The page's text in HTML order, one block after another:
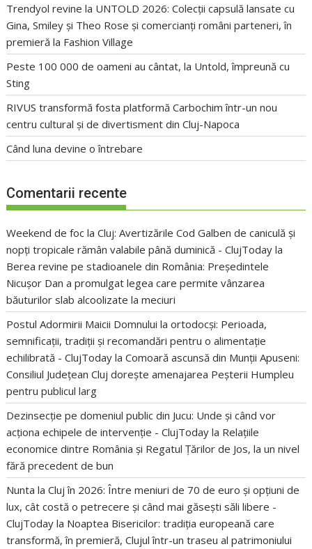
Trendyol revine la UNTOLD 2026: Colecții capsulă lansate cu
Gina, Smiley și Theo Rose și comercianți români parteneri, în
premieră la Fashion Village
Peste 100 000 de oameni au cântat, la Untold, împreună cu
Sting
RIVUS transformă fosta platformă Carbochim într-un nou
centru cultural și de divertisment din Cluj-Napoca
Când luna devine o întrebare
Comentarii recente
Weekend de foc la Cluj: Avertizările Cod Galben de caniculă și
nopți tropicale rămân valabile până duminică - ClujToday la
Berea revine pe stadioanele din România: Președintele
Nicușor Dan a promulgat legea care permite vânzarea
băuturilor slab alcoolizate la meciuri
Postul Adormirii Maicii Domnului la ortodocși: Perioada,
semnificații, tradiții și recomandări pentru o alimentație
echilibrată - ClujToday laComoară ascunsă din Munții Apuseni:
Consiliul Județean Cluj dorește amenajarea Peșterii Humpleu
pentru publicul larg
Dezinsecție pe domeniul public din Jucu: Unde și când vor
acționa echipele de intervenție - ClujToday la Relațiile
economice dintre România și Regatul Țărilor de Jos, la un nivel
fără precedent de bun
Nunta la Cluj în 2026: Între meniuri de 70 de euro și opțiuni de
lux, cât costă o petrecere și când mai găsești săli libere -
ClujToday la Noaptea Bisericilor: tradiția europeană care
transformă, în premieră, Clujul într-un traseu al patrimoniului